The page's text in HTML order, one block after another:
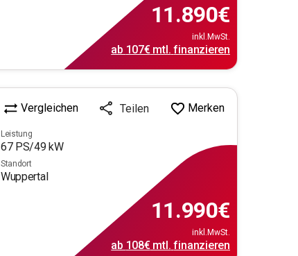
11.890€
inkl.MwSt.
ab 107€mtl. finanzieren
Vergleichen Teilen Merken
Leistung
67PS/49kW
Standort
Wuppertal
11.990€
inkl.MwSt.
ab 108€mtl. finanzieren